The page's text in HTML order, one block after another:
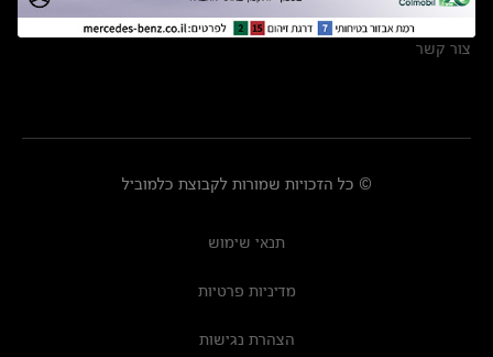
מרכזי שירות
צור קשר
© כל הזכויות שמורות לקבוצת כלמוביל
תנאי שימוש
מדיניות פרטיות
הצהרת נגישות